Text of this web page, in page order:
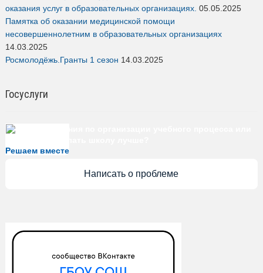
оказания услуг в образовательных организациях. 05.05.2025
Памятка об оказании медицинской помощи
несовершеннолетним в образовательных организациях
14.03.2025
Росмолодёжь.Гранты 1 сезон 14.03.2025
Госуслуги
Решаем вместе
Есть предложения по организации учебного процесса или
Написать о проблеме